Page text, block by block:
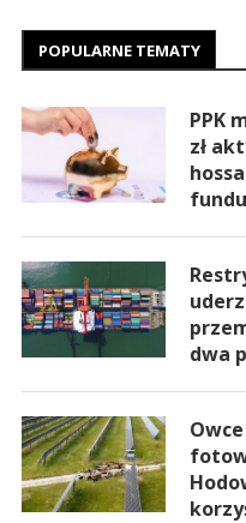
POPULARNE TEMATY
PPK
zł
dwa